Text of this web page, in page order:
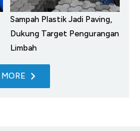
Sampah Plastik Jadi Paving,
Dukung Target Pengurangan
Limbah